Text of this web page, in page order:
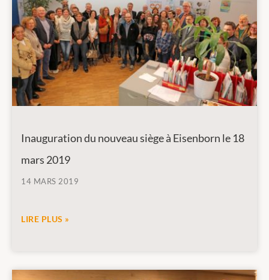
Inauguration du nouveau siège à Eisenborn le 18
mars 2019
14 MARS 2019
LIRE PLUS »